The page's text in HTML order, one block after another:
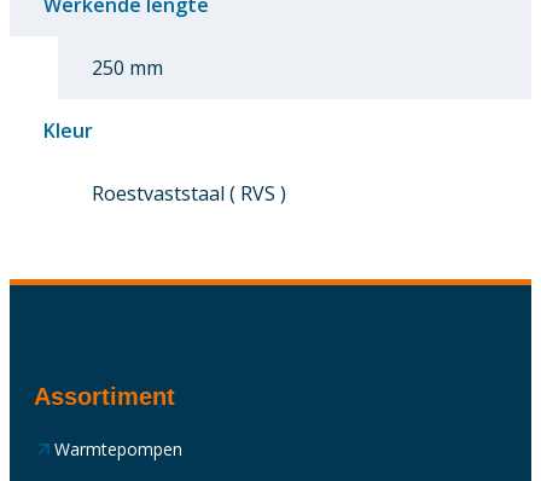
250 mm
Kleur
Roestvaststaal ( RVS )
Assortiment
Warmtepompen